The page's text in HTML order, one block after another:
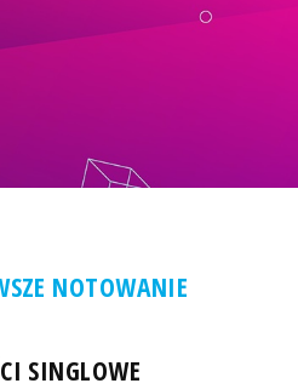
NOTOWANIE
SINGLOWE